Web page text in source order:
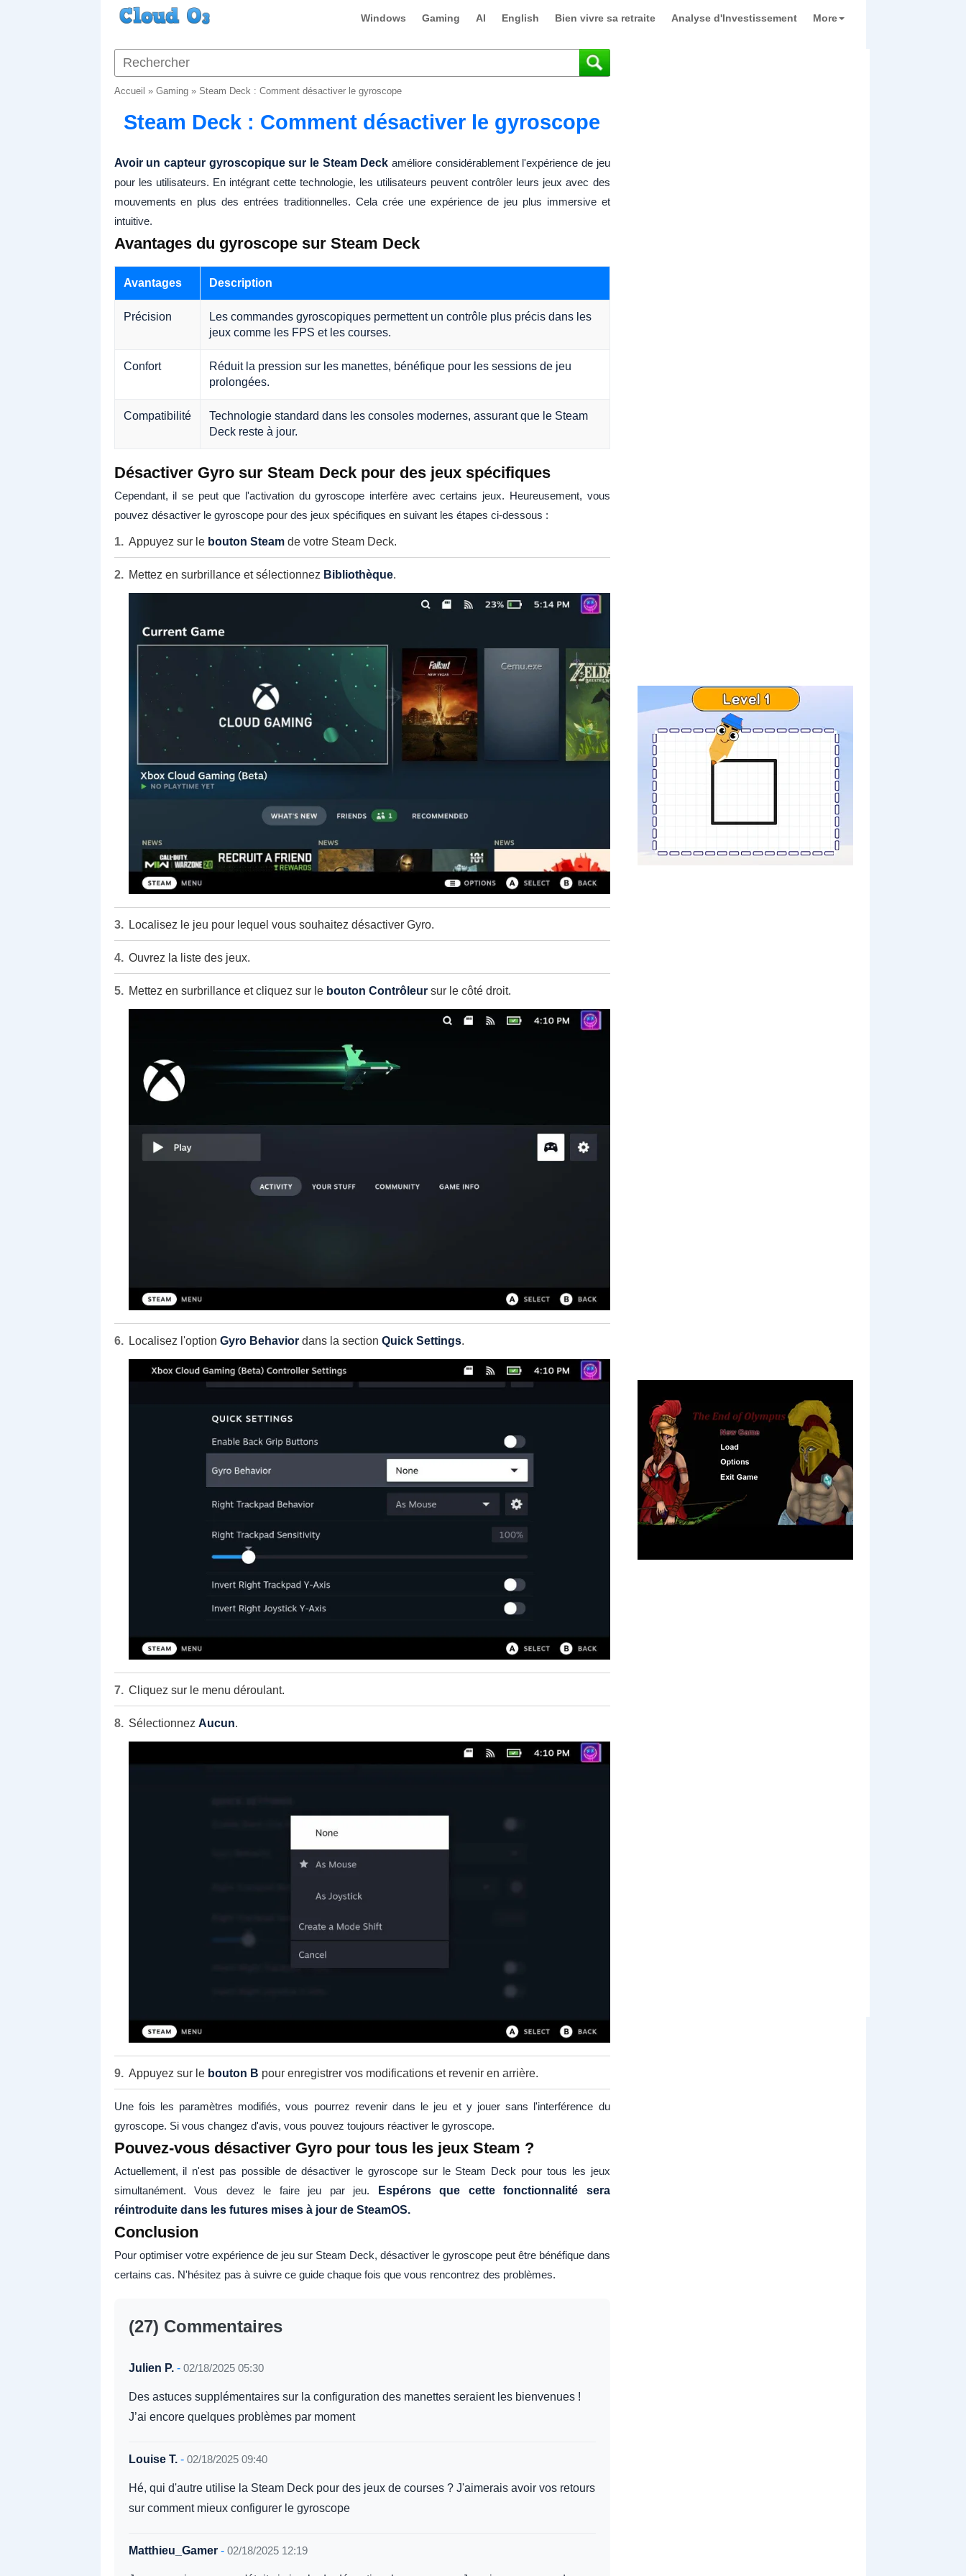
Windows Gaming AI English Bien vivre sa retraite Analyse d'Investissement More
Accueil » Gaming» Steam Deck : Comment désactiver le gyroscope
Steam Deck : Comment désactiver le gyroscope
Avoir un capteur gyroscopique sur le Steam Deck améliore considérablement l'expérience de jeu
pour les utilisateurs. En intégrant cette technologie, les utilisateurs peuvent contrôler leurs jeux avec des
mouvements en plus des entrées traditionnelles. Cela crée une expérience de jeu plus immersive et
intuitive.
Avantages du gyroscope sur Steam Deck
Avantages Description
Précision
Les commandes gyroscopiques permettent un contrôle plus précis dans les
jeux comme les FPS et les courses.
Confort
Réduit la pression sur les manettes, bénéfique pour les sessions de jeu
prolongées.
Compatibilité
Technologie standard dans les consoles modernes, assurant que le Steam
Deck reste à jour.
Désactiver Gyro sur Steam Deck pour des jeux spécifiques
Cependant, il se peut que l'activation du gyroscope interfère avec certains jeux. Heureusement, vous
pouvez désactiver le gyroscope pour des jeux spécifiques en suivant les étapes ci-dessous :
Appuyez sur le bouton Steamde votre Steam Deck.
Mettez en surbrillance et sélectionnez Bibliothèque.
Localisez le jeu pour lequel vous souhaitez désactiver Gyro.
Ouvrez la liste des jeux.
Mettez en surbrillance et cliquez sur le bouton Contrôleursur le côté droit.
Localisez l'option Gyro Behaviordans la section Quick Settings.
Cliquez sur le menu déroulant.
Sélectionnez Aucun.
Appuyez sur le bouton B pour enregistrer vos modifications et revenir en arrière.
Une fois les paramètres modifiés, vous pourrez revenir dans le jeu et y jouer sans l'interférence du
gyroscope. Si vous changez d'avis, vous pouvez toujours réactiver le gyroscope.
Pouvez-vous désactiver Gyro pour tous les jeux Steam ?
Actuellement, il n'est pas possible de désactiver le gyroscope sur le Steam Deck pour tous les jeux
simultanément. Vous devez le faire jeu par jeu.
Espérons que cette fonctionnalité sera
réintroduite dans les futures mises à jour de SteamOS.
Conclusion
Pour optimiser votre expérience de jeu sur Steam Deck, désactiver le gyroscope peut être bénéfique dans
certains cas. N'hésitez pas à suivre ce guide chaque fois que vous rencontrez des problèmes.
(27) Commentaires
Julien P.- 02/18/2025 05:30
Des astuces supplémentaires sur la configuration des manettes seraient les bienvenues !
J’ai encore quelques problèmes par moment
Louise T.- 02/18/2025 09:40
Hé, qui d'autre utilise la Steam Deck pour des jeux de courses ? J'aimerais avoir vos retours
sur comment mieux configurer le gyroscope
Matthieu_Gamer- 02/18/2025 12:19